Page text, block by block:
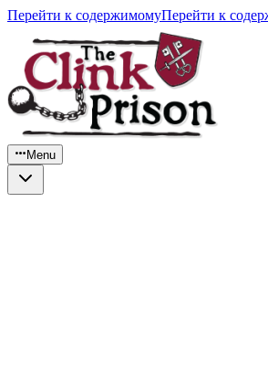
Перейти к содержимомуПерейти к
Menu